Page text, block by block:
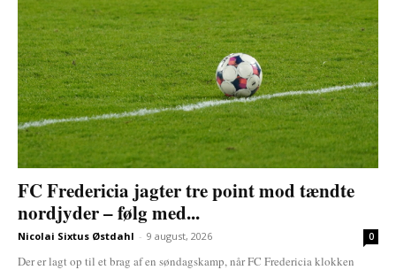
FC Fredericia jagter tre point mod tændte
nordjyder – følg med...
Nicolai Sixtus Østdahl - 9 august, 2026 0
Der er lagt op til et brag af en søndagskamp, når FC Fredericia klokken